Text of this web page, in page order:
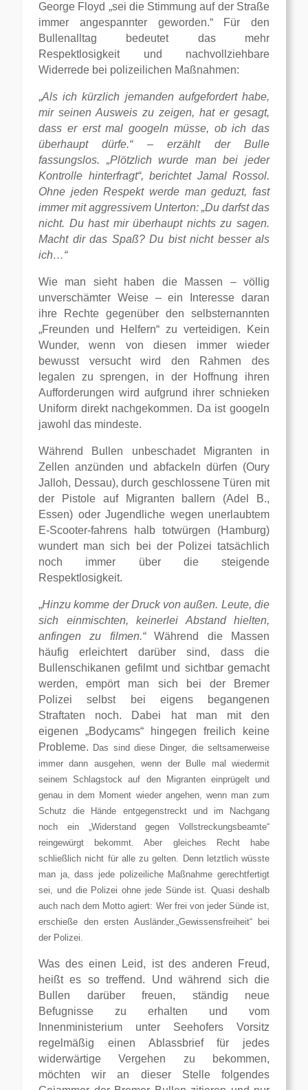
George Floyd „sei die Stimmung auf der Straße
immer angespannter geworden.“ Für den
Bullenalltag bedeutet das mehr
Respektlosigkeit und nachvollziehbare
Widerrede bei polizeilichen Maßnahmen:
„Als ich kürzlich jemanden aufgefordert habe,
mir seinen Ausweis zu zeigen, hat er gesagt,
dass er erst mal googeln müsse, ob ich das
überhaupt dürfe.“ – erzählt der Bulle
fassungslos. „Plötzlich wurde man bei jeder
Kontrolle hinterfragt“, berichtet Jamal Rossol.
Ohne jeden Respekt werde man geduzt, fast
immer mit aggressivem Unterton: „Du darfst das
nicht. Du hast mir überhaupt nichts zu sagen.
Macht dir das Spaß? Du bist nicht besser als
ich…“
Wie man sieht haben die Massen – völlig
unverschämter Weise – ein Interesse daran
ihre Rechte gegenüber den selbsternannten
„Freunden und Helfern“ zu verteidigen. Kein
Wunder, wenn von diesen immer wieder
bewusst versucht wird den Rahmen des
legalen zu sprengen, in der Hoffnung ihren
Aufforderungen wird aufgrund ihrer schnieken
Uniform direkt nachgekommen. Da ist googeln
jawohl das mindeste.
Während Bullen unbeschadet Migranten in
Zellen anzünden und abfackeln dürfen (Oury
Jalloh, Dessau), durch geschlossene Türen mit
der Pistole auf Migranten ballern (Adel B.,
Essen) oder Jugendliche wegen unerlaubtem
E-Scooter-fahrens halb totwürgen (Hamburg)
wundert man sich bei der Polizei tatsächlich
noch immer über die steigende
Respektlosigkeit.
„Hinzu komme der Druck von außen. Leute, die
sich einmischten, keinerlei Abstand hielten,
anfingen zu filmen.“Während die Massen
häufig erleichtert darüber sind, dass die
Bullenschikanen gefilmt und sichtbar gemacht
werden, empört man sich bei der Bremer
Polizei selbst bei eigens begangenen
Straftaten noch. Dabei hat man mit den
eigenen „Bodycams“ hingegen freilich keine
Probleme. Das sind diese Dinger, die seltsamerweise
immerdann ausgehen, wenn der Bulle mal wiedermit
seinem Schlagstockauf den Migranten einprügelt und
genau in dem Moment wieder angehen, wenn man zum
Schutz die Hände entgegenstreckt und im Nachgang
noch ein„Widerstand gegen Vollstreckungsbeamte“
reingewürgt bekommt.Aber gleiches Recht habe
schließlich nicht für alle zu gelten. Denn letztlich wüsste
man ja, dass jede polizeiliche Maßnahme gerechtfertigt
sei, und die Polizei ohne jede Sünde ist. Quasideshalb
auch nach dem Motto agiert: Wer frei von jeder Sünde ist,
erschieße den ersten Ausländer.„Gewissensfreiheit“ bei
der Polizei.
Was des einen Leid, ist des anderen Freud,
heißt es so treffend. Und während sich die
Bullen darüber freuen, ständig neue
Befugnisse zu erhalten und vom
Innenministerium unter Seehofers Vorsitz
regelmäßig einen Ablassbrief für jedes
widerwärtige Vergehen zu bekommen,
möchten wir an dieser Stelle folgendes